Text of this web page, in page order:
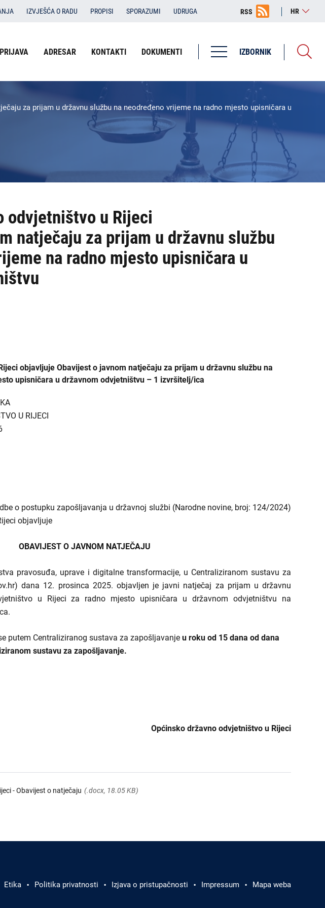
IZVJEŠĆA O RADU PROPISI SPORAZUMI UDRUGA HR
RSS
IZBORNIK
odvjetništva
Županijska državna odvjetništva
ŽDO Bjelovar
ŽDO Dubrovnik
ŽDO Karlovac
ŽDO Pula - Pola
ŽDO Sisak
ŽDO Slavonski Brod
ŽDO Vukovar
ADRESAR KONTAKTI DOKUMENTI
za prijam u državnu službu na neodređeno vrijeme na radno mjesto upisničara u
odvjetništvo u Rijeci
natječaju za prijam u državnu službu
na radno mjesto upisničara u
objavljuje Obavijest o javnom natječaju za prijam u državnu službu na
upisničara u državnom odvjetništvu – 1 izvršitelj/ica
U RIJECI
2025.
o postupku zapošljavanja u državnoj službi (Narodne novine, broj: 124/2024)
objavljuje
OBAVIJEST O JAVNOM NATJEČAJU
pravosuđa, uprave i digitalne transformacije, u Centraliziranom sustavu za
dana 12. prosinca 2025. objavljen je javni natječaj za prijam u državnu
u Rijeci za radno mjesto upisničara u državnom odvjetništvu na
putem Centraliziranog sustava za zapošljavanje u roku od 15 dana od dana
sustavu za zapošljavanje.
Općinsko državno odvjetništvo u Rijeci
- Obavijest o natječaju (.docx, 18.05 KB)
Etika Politika privatnosti Izjava o pristupačnosti Impressum Mapa weba